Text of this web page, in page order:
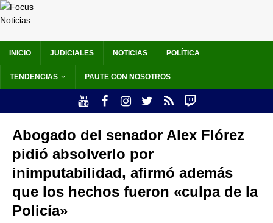
INICIO JUDICIALES NOTICIAS POLÍTICA
TENDENCIAS PAUTE CON NOSOTROS
Abogado del senador Alex Flórez
pidió absolverlo por
inimputabilidad, afirmó además
que los hechos fueron «culpa de la
Policía»